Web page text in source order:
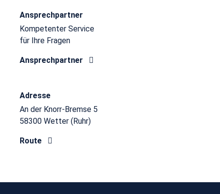
Ansprechpartner
Kompetenter Service
für Ihre Fragen
Ansprechpartner
Adresse
An der Knorr-Bremse 5
58300 Wetter (Ruhr)
Route